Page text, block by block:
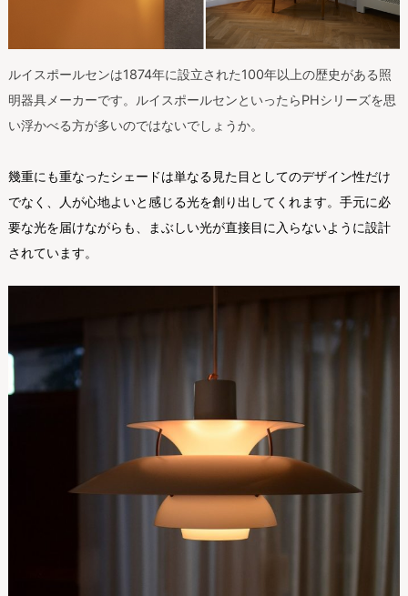
ルイスポールセンは1874年に設立された100年以上の歴史がある照
明器具メーカーです。ルイスポールセンといったらPHシリーズを思
い浮かべる方が多いのではないでしょうか。
幾重にも重なったシェードは単なる見た目としてのデザイン性だけ
でなく、人が心地よいと感じる光を創り出してくれます。手元に必
要な光を届けながらも、まぶしい光が直接目に入らないように設計
されています。